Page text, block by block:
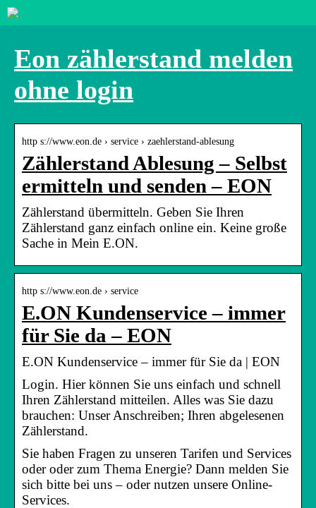
Eon zählerstand melden
ohne login
http s://www.eon.de › service › zaehlerstand-ablesung
Zählerstand Ablesung – Selbst
ermitteln und senden – EON
Zählerstand übermitteln. Geben Sie Ihren
Zählerstand ganz einfach online ein. Keine große
Sache in Mein E.ON.
http s://www.eon.de › service
E.ON Kundenservice – immer
für Sie da – EON
E.ON Kundenservice – immer für Sie da | EON
Login. Hier können Sie uns einfach und schnell
Ihren Zählerstand mitteilen. Alles was Sie dazu
brauchen: Unser Anschreiben; Ihren abgelesenen
Zählerstand.
Sie haben Fragen zu unseren Tarifen und Services
oder oder zum Thema Energie? Dann melden Sie
sich bitte bei uns – oder nutzen unsere Online-
Services.